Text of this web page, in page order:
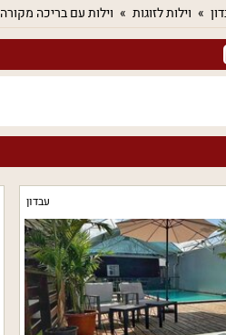
וילות לזוגות וילות עם בריכה מקורה
עבדון